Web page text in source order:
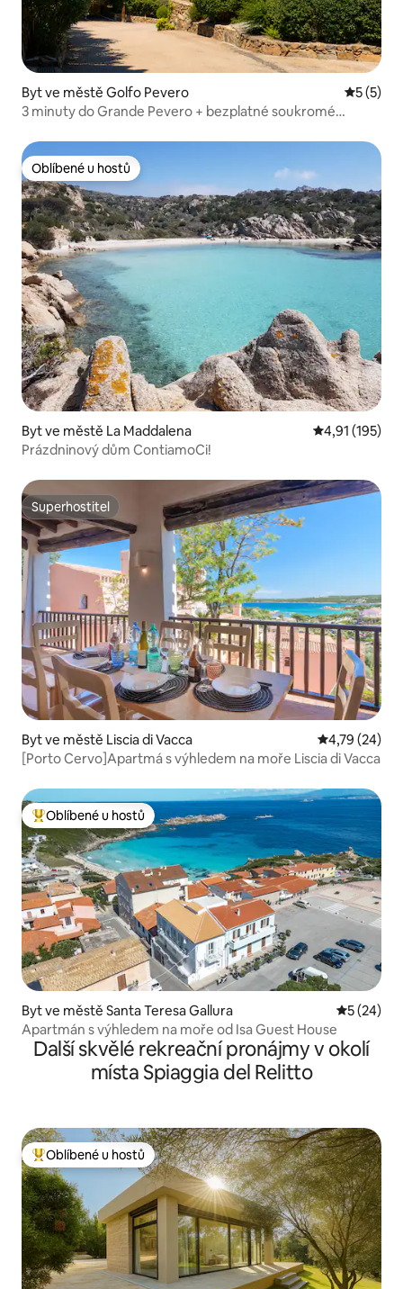
Byt ve městě Golfo Pevero
5 (5)
3 minuty do Grande Pevero + bezplatné soukromé
Oblíbené u hostů
Oblíbené u hostů
Byt ve městě La Maddalena Průměrné
4,91 (195)
Prázdninový dům ContiamoCi!
Superhostitel
Superhostitel
Byt ve městě Liscia di Vacca Průměrné
4,79 (24)
[Porto Cervo]Apartmá s výhledem na moře Liscia di Vacca
Nejlepší v kategorii Oblíbené u hostů
Oblíbené u hostů
Byt ve městě Santa Teresa Gallura Průměrné
5 (24)
Apartmán s výhledem na moře od Isa Guest House
Další skvělé rekreační pronájmy v okolí
místa Spiaggia del Relitto
Nejlepší v kategorii Oblíbené u hostů
Oblíbené u hostů